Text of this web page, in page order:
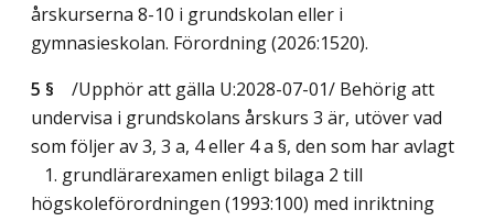
årskurserna 8-10 i grundskolan eller i
gymnasieskolan. Förordning (2026:1520).
5 §
/Upphör att gälla U:2028-07-01/ Behörig att
undervisa i grundskolans årskurs 3 är, utöver vad
som följer av 3, 3 a, 4 eller 4 a §, den som har avlagt
1. grundlärarexamen enligt bilaga 2 till
högskoleförordningen (1993:100) med inriktning